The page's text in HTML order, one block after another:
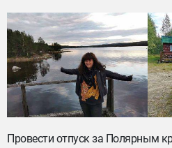
Провести отпуск за Полярным